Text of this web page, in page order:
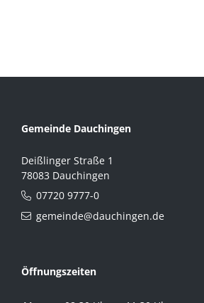
Gemeinde Dauchingen
Deißlinger Straße 1
78083 Dauchingen
07720 9777-0
gemeinde@dauchingen.de
Öffnungszeiten